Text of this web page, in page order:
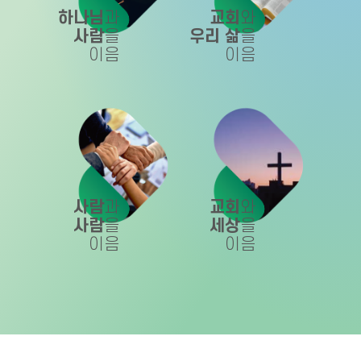
하나님과
사람을
이음
교회 와
우리 삶을
이음
사람과
사람을
이음
교회 와
세상을
이음